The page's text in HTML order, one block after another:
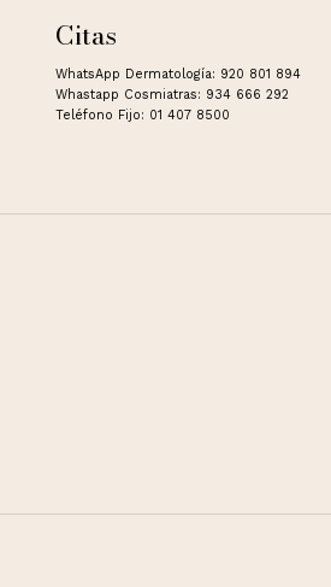
Citas
WhatsApp Dermatología: 920 801 894
Whastapp Cosmiatras: 934 666 292
Teléfono Fijo: 01 407 8500